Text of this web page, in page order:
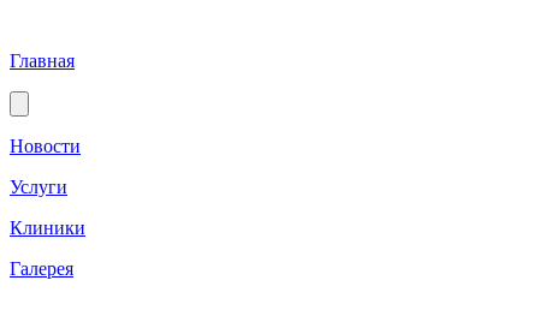
Главная
Новости
Услуги
Клиники
Галерея